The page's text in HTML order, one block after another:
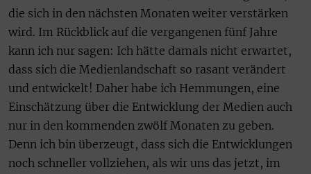
die sich in den nächsten Monaten weiter verstärken
wird. Im Rückblick auf die vergangenen fünf Jahre
kann ich nur sagen: Ich hätte damals nicht erwartet,
dass sich die Medienlandschaft so rasant verändert
und entwickelt! Daher habe ich Hemmungen, eine
Einschätzung über die Entwicklung der Medien auch
nur in den kommenden zwölf Monaten zu geben.
Denn ich bin überzeugt, dass sich die Entwicklungen
noch schneller vollziehen, als wir uns das jetzt, im